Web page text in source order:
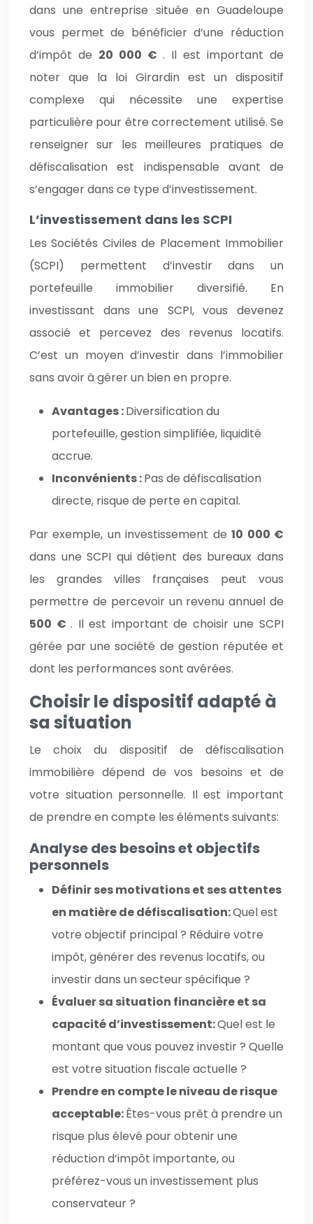
dans une entreprise située en Guadeloupe
vous permet de bénéficier d’une réduction
d’impôt de 20 000 € . Il est important de
noter que la loi Girardin est un dispositif
complexe qui nécessite une expertise
particulière pour être correctement utilisé. Se
renseigner sur les meilleures pratiques de
défiscalisation est indispensable avant de
s’engager dans ce type d’investissement.
L’investissement dans les SCPI
Les Sociétés Civiles de Placement Immobilier
(SCPI) permettent d’investir dans un
portefeuille immobilier diversifié. En
investissant dans une SCPI, vous devenez
associé et percevez des revenus locatifs.
C’est un moyen d’investir dans l’immobilier
sans avoir à gérer un bien en propre.
Avantages :Diversification du
portefeuille, gestion simplifiée, liquidité
accrue.
Inconvénients :Pas de défiscalisation
directe, risque de perte en capital.
Par exemple, un investissement de10 000 €
dans une SCPI qui détient des bureaux dans
les grandes villes françaises peut vous
permettre de percevoir un revenu annuel de
500 €. Il est important de choisir une SCPI
gérée par une société de gestion réputée et
dont les performances sont avérées.
Choisir le dispositif adapté à
sa situation
Le choix du dispositif de défiscalisation
immobilière dépend de vos besoins et de
votre situation personnelle. Il est important
de prendre en compte les éléments suivants:
Analyse des besoins et objectifs
personnels
Définir ses motivations et ses attentes
en matière de défiscalisation:Quel est
votre objectif principal ? Réduire votre
impôt, générer des revenus locatifs, ou
investir dans un secteur spécifique ?
Évaluer sa situation financière et sa
capacité d’investissement:Quel est le
montant que vous pouvez investir ? Quelle
est votre situation fiscale actuelle ?
Prendre en compte le niveau de risque
acceptable:Êtes-vous prêt à prendre un
risque plus élevé pour obtenir une
réduction d’impôt importante, ou
préférez-vous un investissement plus
conservateur ?